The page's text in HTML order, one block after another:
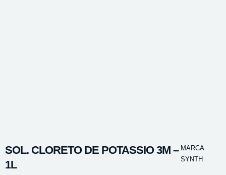
SOL. CLORETO DE POTASSIO 3M –
1L
MARCA:
SYNTH